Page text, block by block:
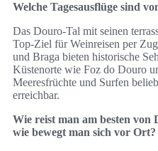
Welche Tagesausflüge sind
Das Douro‑Tal mit seinen
Top‑Ziel für Weinreisen per
und Braga bieten historische
Küstenorte wie Foz do Douro
Meeresfrüchte und Surfen
erreichbar.
Wie reist man am besten von
wie bewegt man sich vor Ort?